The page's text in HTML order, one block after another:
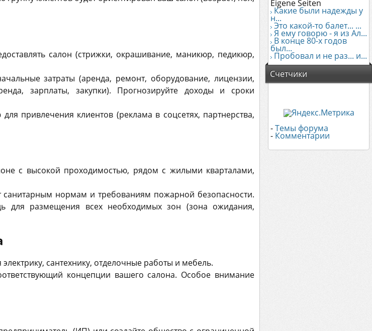
Eigene Seiten
Какие были надежды у
н...
Это какой-то балет... ...
Я ему говорю - я из Ал...
В конце 80-х годов
был...
Пробовал и не раз... и...
Счетчики
-Темы форума
- Комментарии
салон (стрижки, окрашивание, маникюр, педикюр,
затраты (аренда, ремонт, оборудование, лицензии,
зарплаты, закупки). Прогнозируйте доходы и сроки
привлечения клиентов (реклама в соцсетях, партнерства,
с высокой проходимостью, рядом с жилыми кварталами,
санитарным нормам и требованиям пожарной безопасности.
для размещения всех необходимых зон (зона ожидания,
сантехнику, отделочные работы и мебель.
концепции вашего салона. Особое внимание